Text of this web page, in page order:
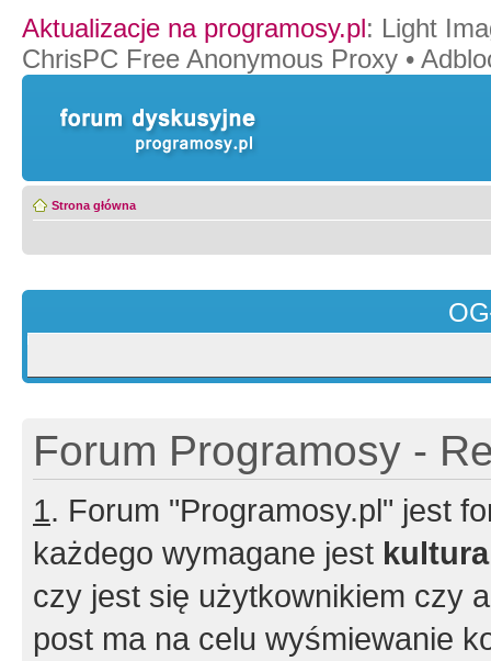
Aktualizacje na programosy.pl: Light
ChrisPC Free Anonymous Proxy •
Strona główna
Forum Programosy -
1. Forum "Programosy.pl" jest
każdego wymagane jest
czy jest się użytkownikiem czy
post ma na celu wyśmiewanie